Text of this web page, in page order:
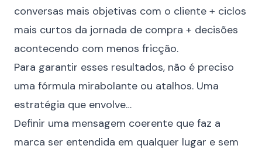
conversas mais objetivas com o cliente + ciclos
mais curtos da jornada de compra + decisões
acontecendo com menos fricção.
Para garantir esses resultados, não é preciso
uma fórmula mirabolante ou atalhos. Uma
estratégia que envolve…
Definir uma mensagem coerente que faz a
marca ser entendida em qualquer lugar e sem